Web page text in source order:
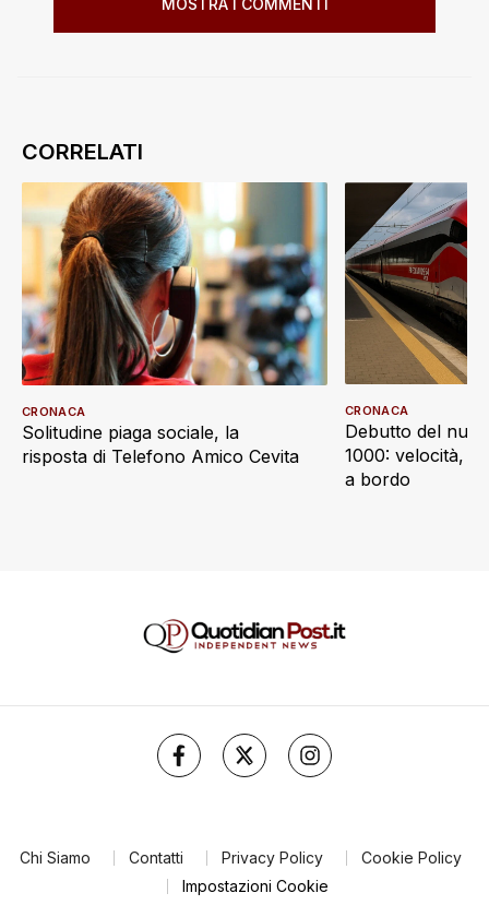
Solitudine piaga sociale, la
risposta di Telefono Amico Cevita
CRONACA
Debutto del
1000: velocità,
a bordo
CRONACA
Chi Siamo Contatti Privacy Policy
Cookie Policy
Impostazioni Cookie